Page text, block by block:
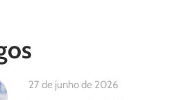
27 de junho de 2026